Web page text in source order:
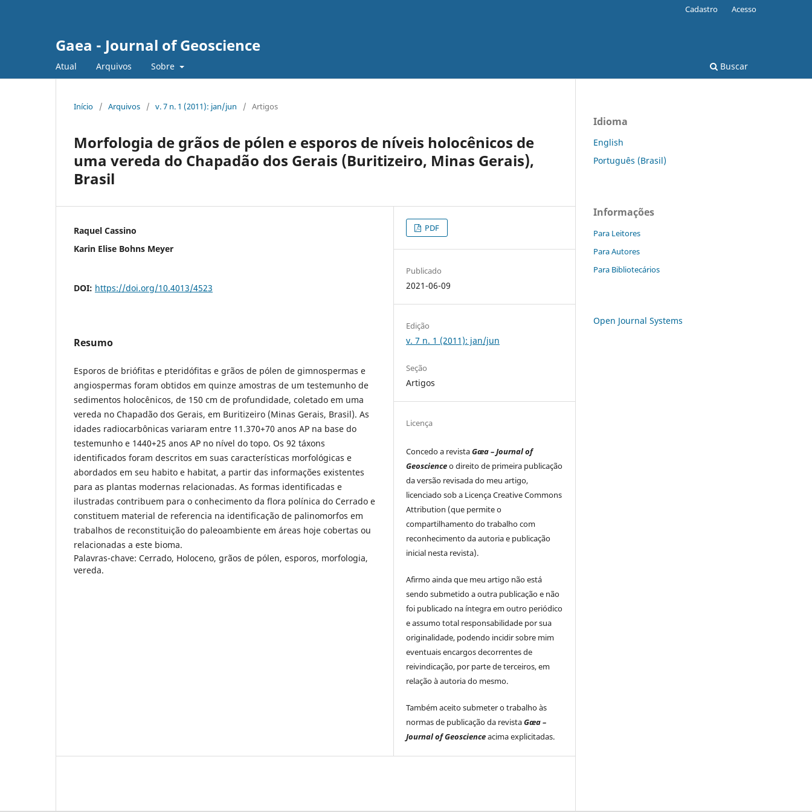
Gaea - Journal of Geoscience
Atual Arquivos Sobre Buscar
Cadastro Acesso
Início / Arquivos / v. 7 n. 1 (2011): jan/jun / Artigos
Morfologia de grãos de pólen e esporos de níveis holocênicos de
uma vereda do Chapadão dos Gerais (Buritizeiro, Minas Gerais),
Brasil
Raquel Cassino
Karin Elise Bohns Meyer
DOI: https://doi.org/10.4013/4523
Resumo
Esporos de briófitas e pteridófitas e grãos de pólen de gimnospermas e
angiospermas foram obtidos em quinze amostras de um testemunho de
sedimentos holocênicos, de 150 cm de profundidade, coletado em uma
vereda no Chapadão dos Gerais, em Buritizeiro (Minas Gerais, Brasil). As
idades radiocarbônicas variaram entre 11.370+70 anos AP na base do
testemunho e 1440+25 anos AP no nível do topo. Os 92 táxons
identificados foram descritos em suas características morfológicas e
abordados em seu habito e habitat, a partir das informações existentes
para as plantas modernas relacionadas. As formas identificadas e
ilustradas contribuem para o conhecimento da flora polínica do Cerrado e
constituem material de referencia na identificação de palinomorfos em
trabalhos de reconstituição do paleoambiente em áreas hoje cobertas ou
relacionadas a este bioma.
Palavras-chave: Cerrado, Holoceno, grãos de pólen, esporos, morfologia,
vereda.
PDF
Publicado
2021-06-09
Edição
v. 7 n. 1 (2011): jan/jun
Seção
Artigos
Licença
Concedo a revistaGæa – Journal of
Geoscienceo direito de primeira publicação
da versão revisada do meu artigo,
licenciado sob a Licença Creative Commons
Attribution (que permite o
compartilhamento do trabalho com
reconhecimento da autoria e publicação
inicial nesta revista).
Afirmo ainda que meu artigo não está
sendo submetido a outra publicação e não
foi publicado na íntegra em outro periódico
e assumo total responsabilidade por sua
originalidade, podendo incidir sobre mim
eventuais encargos decorrentes de
reivindicação, por parte de terceiros, em
relação à autoria do mesmo.
Também aceito submeter o trabalho às
normas de publicação da revistaGæa –
Journal of Geoscienceacima explicitadas.
Idioma
English
Português (Brasil)
Informações
Para Leitores
Para Autores
Para Bibliotecários
Open Journal Systems